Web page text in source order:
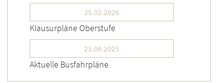
25.02.2026
Klausurpläne Oberstufe
25.08.2025
Aktuelle Busfahrpläne